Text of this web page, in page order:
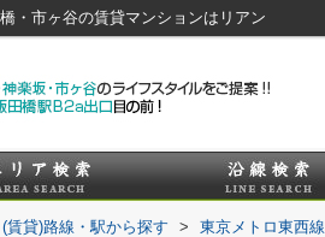
・市ヶ谷の賃貸マンションはリアン
(賃貸)路線・駅から探す > 東京メトロ東西線